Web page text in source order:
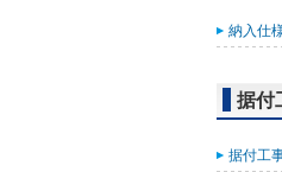
納入仕
据付
据付工